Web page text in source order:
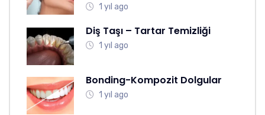
1 yıl ago
Diş Taşı – Tartar Temizliği
1 yıl ago
Bonding-Kompozit Dolgular
1 yıl ago